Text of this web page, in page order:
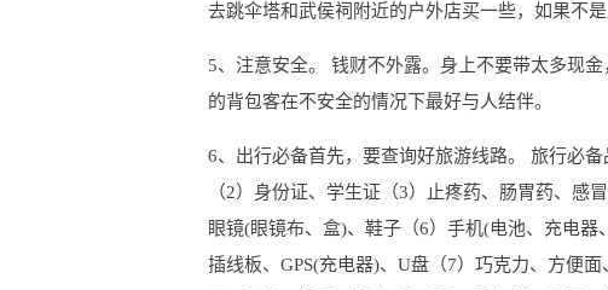
去跳伞塔和武侯祠附近的户外店买一些，如果不
5、注意安全。 钱财不外露。身上不要带太多现
的背包客在不安全的情况下最好与人结伴。
6、出行必备首先，要查询好旅游线路。 旅行必
（2）身份证、学生证（3）止疼药、肠胃药、感
眼镜(眼镜布、盒)、鞋子（6）手机(电池、充电
插线板、GPS(充电器)、U盘（7）巧克力、方便